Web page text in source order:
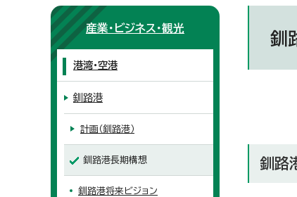
釧
釧路
産業・ビジネス・観光
港湾・空港
釧路港
計画（釧路港）
釧路港長期構想
釧路港将来ビジョン